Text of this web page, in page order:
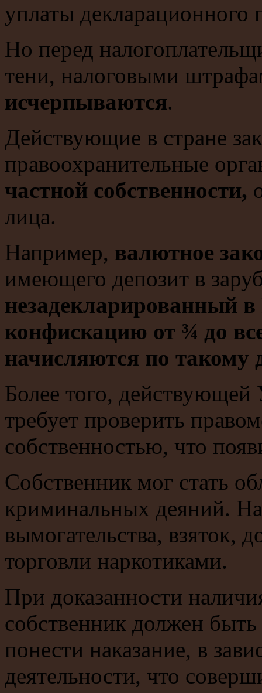
уплаты декларационного
Но перед
тени, налоговыми
исчерпываются.
Действующие в стране
правоохранительные
частной собственности,
лица.
Например, валютное
имеющего депозит в
незадекларированный в
конфискацию от ¾ до
начисляются по такому
Более того, действующей
требует проверить
собственностью, что
Собственник мог стать
криминальных деяний.
вымогательства, взяток,
торговли наркотиками.
При доказанности
собственник должен
понести наказание, в
деятельности, что